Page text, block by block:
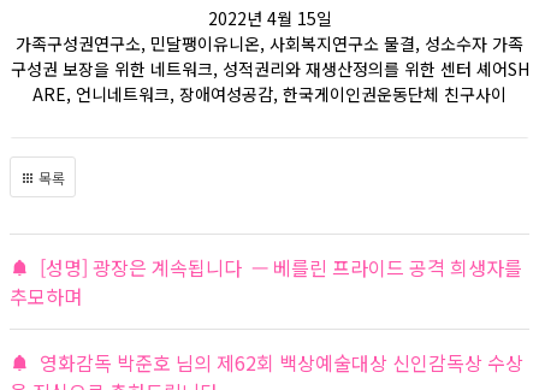
2022년 4월 15일
가족구성권연구소, 민달팽이유니온, 사회복지연구소 물결, 성소수자 가족
구성권 보장을 위한 네트워크, 성적권리와 재생산정의를 위한 센터 셰어SH
ARE, 언니네트워크, 장애여성공감, 한국게이인권운동단체 친구사이
목록
[성명] 광장은 계속됩니다 — 베를린 프라이드 공격 희생자를
추모하며
영화감독 박준호 님의 제62회 백상예술대상 신인감독상 수상